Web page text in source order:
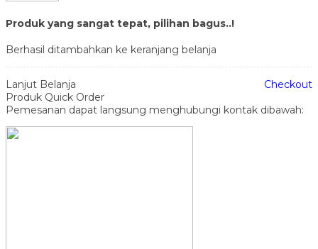
Produk yang sangat tepat, pilihan bagus..!
Berhasil ditambahkan ke keranjang belanja
Lanjut Belanja
Checkout
Produk Quick Order
Pemesanan dapat langsung menghubungi kontak dibawah: